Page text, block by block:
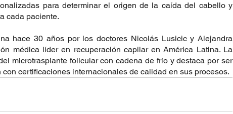
para determinar el origen de la caída del cabello y
cada paciente.
hace 30 años por los doctores Nicolás Lusicic y Alejandra
médica líder en recuperación capilar en América Latina. La
microtrasplante folicular con cadena de frío y destaca por ser
certificaciones internacionales de calidad en sus procesos.